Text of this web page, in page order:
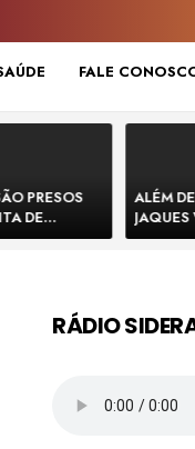
FALE
PRESOS
DE
HOMENS
ALÉM
VENDA
RÁDIO